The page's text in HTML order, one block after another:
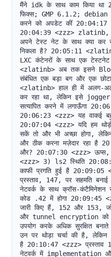
मैंने idk के साथ काम किया था
फिक्स; GMP 6.1.2; debian
करने को अपडेट कीं
20:04:39 <zzz> zlatinb,
अपने टेस्ट नेट के साथ क्या
निकला है? 20:05:11
LXC कंटेनरों के साथ एक
<zlatinb> अब तक इसने
संबंधित एक बड़ा बग और एक
<zlatinb> हाल ही में अलग-
कर रहा था, लेकिन इसे
सत्यापित करने में लगाऊँगा
20:06:23 <zzz> यह वाकई
20:07:04 <zzz> यदि हम
सकें तो और भी अच्छा होगा,
और ठीक करना मज़ेदार रहा है
और? 20:07:30 <zzz>
<zzz> 3) ls2 स्थिति
काफी प्रगति हुई है 20:09:05
प्रस्ताव, 147, पर सहमति
नेटवर्क के साथ क्रॉस-
कोड .42 में होगा 20:09:45
जारी किए हैं, 152 और 153,
और tunnel encryption को
उपयोग करके अधिक सुरक्षित
उन पर थोड़ा चर्चा की है, लेकिन
है 20:10:47 <zzz> प्रस्ताव
नेटवर्क में implementation